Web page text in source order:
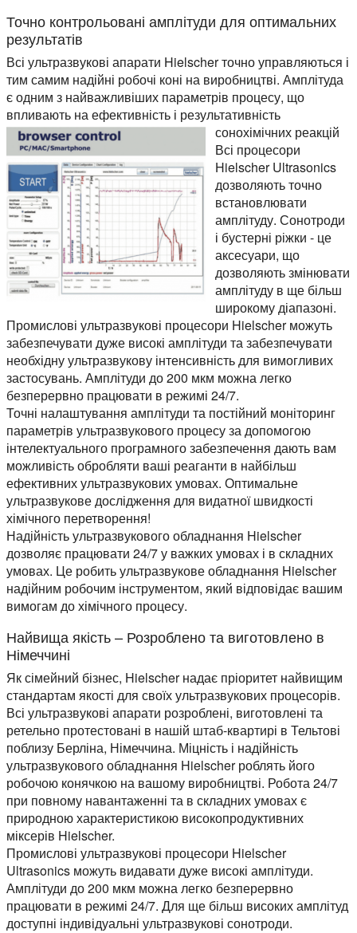
Точно контрольовані амплітуди для оптимальних
результатів
Всі ультразвукові апарати Hielscher точно управляються і
тим самим надійні робочі коні на виробництві. Амплітуда
є одним з найважливіших параметрів процесу, що
впливають на ефективність і результативність
сонохімічних реакцій
Всі процесори
Hielscher Ultrasonics
дозволяють точно
встановлювати
амплітуду. Сонотроди
і бустерні ріжки - це
аксесуари, що
дозволяють змінювати
амплітуду в ще більш
широкому діапазоні.
Промислові ультразвукові процесори Hielscher можуть
забезпечувати дуже високі амплітуди та забезпечувати
необхідну ультразвукову інтенсивність для вимогливих
застосувань. Амплітуди до 200 мкм можна легко
безперервно працювати в режимі 24/7.
Точні налаштування амплітуди та постійний моніторинг
параметрів ультразвукового процесу за допомогою
інтелектуального програмного забезпечення дають вам
можливість обробляти ваші реаганти в найбільш
ефективних ультразвукових умовах. Оптимальне
ультразвукове дослідження для видатної швидкості
хімічного перетворення!
Надійність ультразвукового обладнання Hielscher
дозволяє працювати 24/7 у важких умовах і в складних
умовах. Це робить ультразвукове обладнання Hielscher
надійним робочим інструментом, який відповідає вашим
вимогам до хімічного процесу.
Найвища якість – Розроблено та виготовлено в
Німеччині
Як сімейний бізнес, Hielscher надає пріоритет найвищим
стандартам якості для своїх ультразвукових процесорів.
Всі ультразвукові апарати розроблені, виготовлені та
ретельно протестовані в нашій штаб-квартирі в Тельтові
поблизу Берліна, Німеччина. Міцність і надійність
ультразвукового обладнання Hielscher роблять його
робочою конячкою на вашому виробництві. Робота 24/7
при повному навантаженні та в складних умовах є
природною характеристикою високопродуктивних
міксерів Hielscher.
Промислові ультразвукові процесори Hielscher
Ultrasonics можуть видавати дуже високі амплітуди.
Амплітуди до 200 мкм можна легко безперервно
працювати в режимі 24/7. Для ще більш високих амплітуд
доступні індивідуальні ультразвукові сонотроди.